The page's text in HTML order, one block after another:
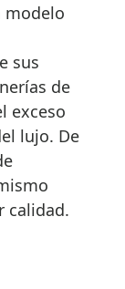
modelo
sus
de
exceso
lujo. De
calidad.